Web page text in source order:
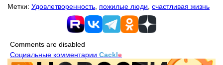
Метки: Удовлетворенность пожилые люди счастливая жизнь
Comments are disabled
Социальные комментарии Cackle